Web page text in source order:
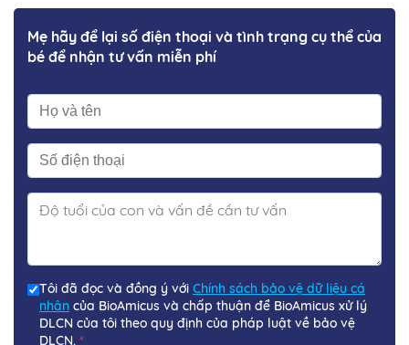
Mẹ hãy để lại số điện thoại và tình trạng cụ thể của
bé để nhận tư vấn miễn phí
Tôi đã đọc và đồng ý với Chính sách bảo vệ dữ liệu cá
nhân của BioAmicus và chấp thuận để BioAmicus xử lý
DLCN của tôi theo quy định của pháp luật về bảo vệ
DLCN. *